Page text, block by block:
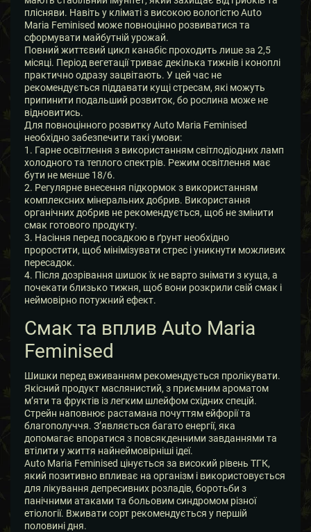
плісняви. Навіть у кліматі з високою вологістю Auto
Maria Feminised може повноцінно розвиватися та
сформувати майбутній урожай.
Повний життєвий цикл канабіс проходить лише за 2,5
місяці. Період вегетації триває декілька тижнів і коноплі
практично одразу зацвітають. У цей час не
рекомендується піддавати кущі стресам, які можуть
припинити подальший розвиток, бо рослина може не
відновитись.
Для повноцінного розвитку Auto Maria Feminised
необхідно забезпечити такі умови:
1. Гарне освітлення з використанням світлодіодних ламп
холодного та теплого спектрів. Режим освітлення має
бути не менше 18/6.
2. Регулярне внесення підкормок з використанням
комплексних мінеральних добрив. Використання
органічних добрив не рекомендується, щоб не змінити
смак готового продукту.
3. Насіння перед посадкою в ґрунт необхідно
проростити, щоб мінімізувати стрес і уникнути можливих
пересадок.
4. Після дозрівання шишок їх не варто знімати з куща, а
почекати близько тижня, щоб вони розкрили свій смак і
неймовірно потужний ефект.
Смак та вплив Auto Maria
Feminised
Шишки перед вживанням рекомендується пролікувати.
Якісний продукт маслянистий, з приємним ароматом
м’яти та фруктів із легким шлейфом східних спецій.
Стрейн наповнює растамана почуттям ейфорії та
благополуччя. З’являється багато енергії, яка
допомагає впоратися з повсякденними завданнями та
втілити у життя найнеймовірніші ідеї.
Auto Maria Feminised цінується за високий рівень ТГК,
який позитивно впливає на організм і використовується
для лікування депресивних розладів, боротьби з
панічними атаками та больовим синдромом різної
етіології. Вживати сорт рекомендується у першій
половині дня.